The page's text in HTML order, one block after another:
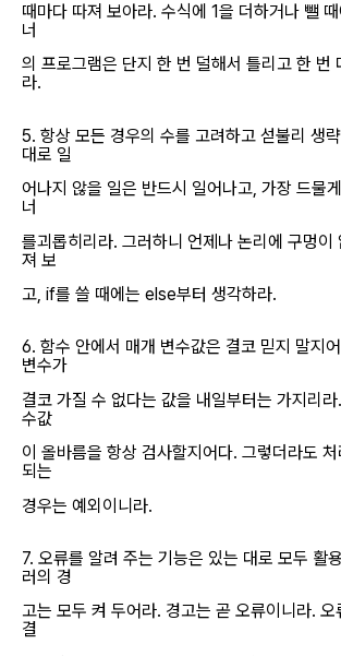
때마다 따져 보아라. 수식에 1을 더하거나 뺄
너
의 프로그램은 단지 한 번 덜해서 틀리고 한 번
라.
5. 항상 모든 경우의 수를 고려하고 섣불리 생
대로 일
어나지 않을 일은 반드시 일어나고, 가장 드물
너
를괴롭히리라. 그러하니 언제나 논리에 구멍이
져 보
고, if를 쓸 때에는 else부터 생각하라.
6. 함수 안에서 매개 변수값은 결코 믿지 말지
변수가
결코 가질 수 없다는 값을 내일부터는 가지리
수값
이 올바름을 항상 검사할지어다. 그렇더라도
되는
경우는 예외이니라.
7. 오류를 알려 주는 기능은 있는 대로 모두 활
러의 경
고는 모두 켜 두어라. 경고는 곧 오류이니라. 오
결